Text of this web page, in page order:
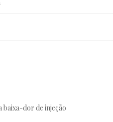
baixa-dor de injeção